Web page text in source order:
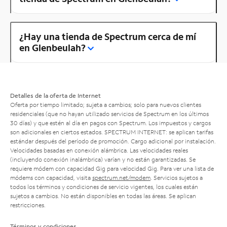
¿Hay una tienda de Spectrum cerca de mí
en Glenbeulah?
Detalles de la oferta de Internet
Oferta por tiempo limitado; sujeta a cambios; solo para nuevos clientes
residenciales (que no hayan utilizado servicios de Spectrum en los últimos
30 días) y que estén al día en pagos con Spectrum. Los impuestos y cargos
son adicionales en ciertos estados. SPECTRUM INTERNET: se aplican tarifas
estándar después del período de promoción. Cargo adicional por instalación.
Velocidades basadas en conexión alámbrica. Las velocidades reales
(incluyendo conexión inalámbrica) varían y no están garantizadas. Se
requiere módem con capacidad Gig para velocidad Gig. Para ver una lista de
módems con capacidad, visita spectrum.net/modem . Servicios sujetos a
todos los términos y condiciones de servicio vigentes, los cuales están
sujetos a cambios. No están disponibles en todas las áreas. Se aplican
restricciones.